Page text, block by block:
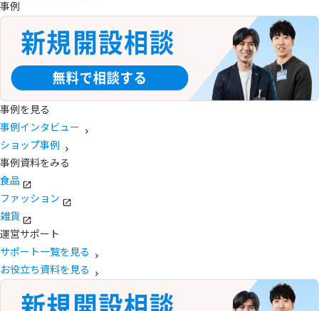
事例
事例を見る
事例インタビュー
ショップ事例
事例資料をみる
食品
ファッション
雑貨
運営サポート
サポート一覧を見る
お役立ち資料を見る